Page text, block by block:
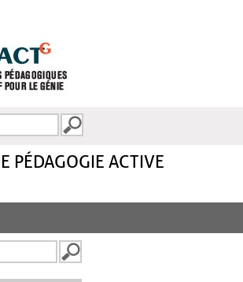
PÉDAGOGIE ACTIVE